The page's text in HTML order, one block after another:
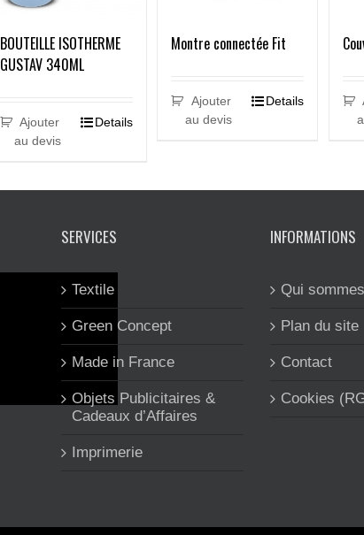
BOUTEILLE ISOTHERME
GUSTAV 340ML
Ajouter
au devis
Details
Montre connectée Fit
Ajouter
au devis
Details
SERVICES
Textile
Green Concept
Made in France
Objets Publicitaires &
Cadeaux d’Affaires
Imprimerie
INFORMATIONS
Qui
Plan du site
Contact
Cookies